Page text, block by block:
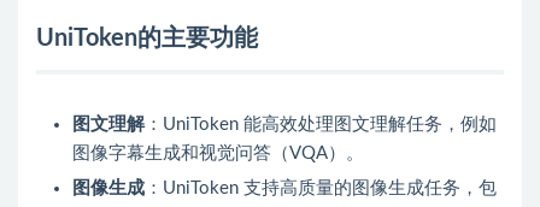
UniToken的主要功能
图文理解：UniToken 能高效处理图文理解任务，例如
图像字幕生成和视觉问答（VQA）。
图像生成 ：UniToken 支持高质量的图像生成任务，包